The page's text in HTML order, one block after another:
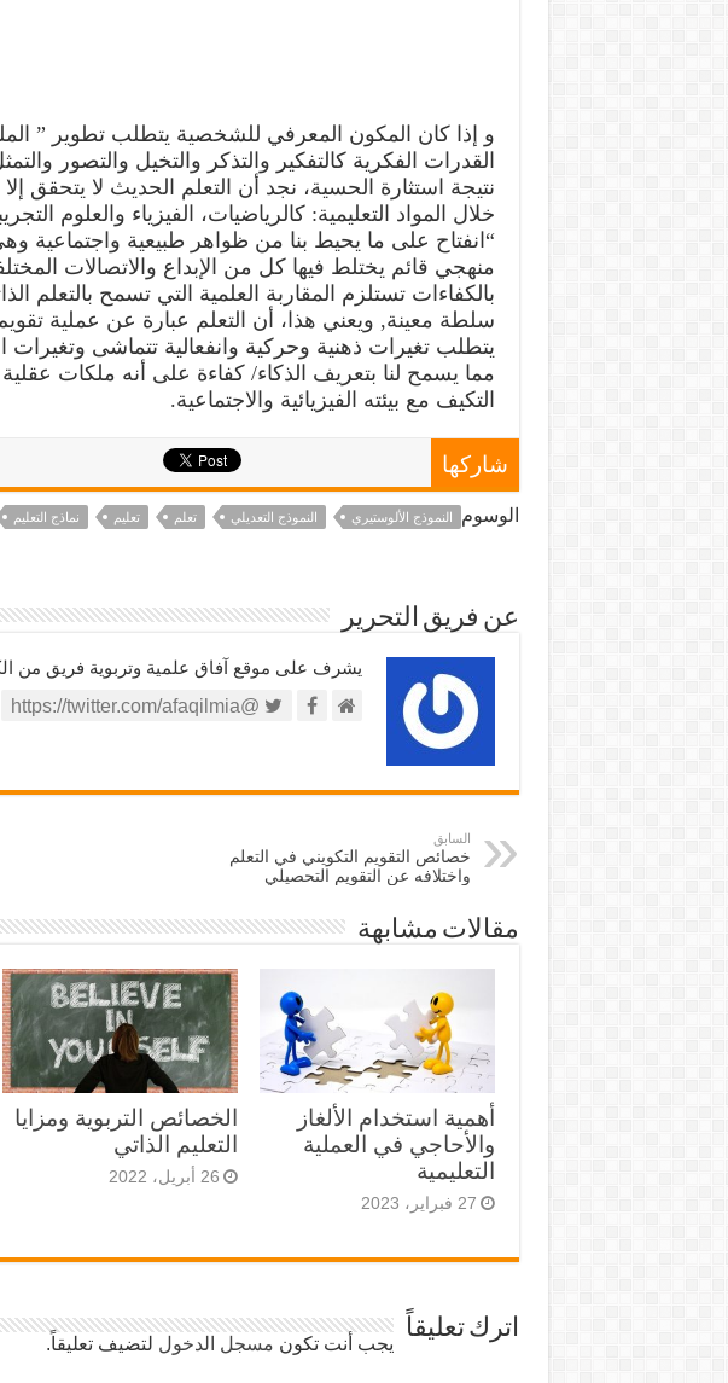
و إذا كان المكون المعرفي للشخصية يتطلب تطوير ”
القدرات الفكرية كالتفكير والتذكر والتخيل والتصور
نتيجة استثارة الحسية، نجد أن التعلم الحديث لا يتحقق
خلال المواد التعليمية: كالرياضيات، الفيزياء والعلوم
“انفتاح على ما يحيط بنا من ظواهر طبيعية واجتماعية
منهجي قائم يختلط فيها كل من الإبداع والاتصالات
بالكفاءات تستلزم المقاربة العلمية التي تسمح بالتعلم
سلطة معينة, ويعني هذا، أن التعلم عبارة عن عملية
يتطلب تغيرات ذهنية وحركية وانفعالية تتماشى وتغيرات
مما يسمح لنا بتعريف الذكاء/ كفاءة على أنه ملكات
التكيف مع بيئته الفيزيائية والاجتماعية.
شاركها
الوسوم النموذج الألوستيري النموذج التعديلي تعلم تعليم نماذج التعليم
عن فريق التحرير
يشرف على موقع آفاق علمية وتربوية فريق من
@https://twitter.com/afaqilmia
السابق
خصائص التقويم التكويني في التعلم
واختلافه عن التقويم التحصيلي
مقالات مشابهة
أهمية استخدام الألغاز
والأحاجي في العملية
التعليمية
27 فبراير، 2023
الخصائص التربوية ومزايا
التعليم الذاتي
26 أبريل، 2022
اترك تعليقاً
يجب أنت تكون مسجل الدخول لتضيف تعليقاً.